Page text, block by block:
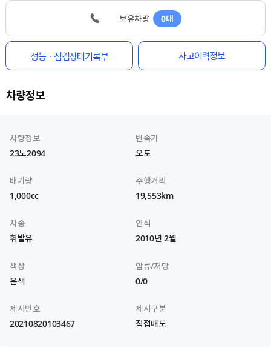
보유차량 0대
성능ㆍ점검상태기록부 사고이력정보
차량정보
차량정보
23노2094
변속기
오토
배기량
1,000cc
주행거리
19,553km
차종
휘발유
연식
2010년 2월
색상
은색
압류/저당
0/0
제시번호
20210820103467
제시구분
직접매도